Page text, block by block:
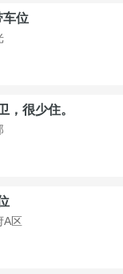
车位
，很少住。
A区